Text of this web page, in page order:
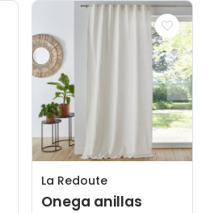
La Redoute
Onega anillas